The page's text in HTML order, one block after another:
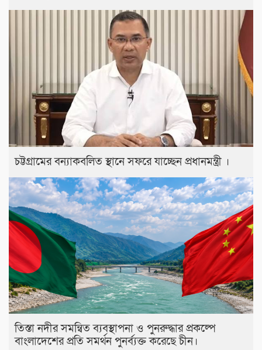
চট্টগ্রামের বন্যাকবলিত স্থানে সফরে যাচ্ছেন প্রধানমন্ত্রী ।
তিস্তা নদীর সমন্বিত ব্যবস্থাপনা ও পুনরুদ্ধার প্রকল্পে
বাংলাদেশের প্রতি সমর্থন পুনর্ব্যক্ত করেছে চীন।